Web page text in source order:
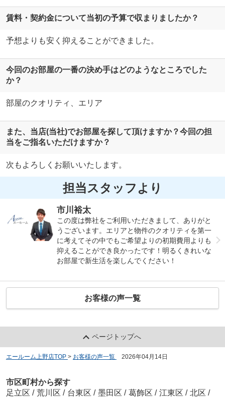
賃料・契約金について当初の予算で収まりましたか？
予想よりも安く抑えることができました。
今回のお部屋の一番の決め手はどのようなところでした
か？
部屋のクオリティ、エリア
また、当店(当社)でお部屋を探して頂けますか？今回の担
当をご指名いただけますか？
次もよろしくお願いいたします。
担当スタッフより
市川裕太
この度は弊社をご利用いただきまして、ありがと
うございます。エリアと物件のクオリティを第一
に考えてその中でもご希望よりの初期費用よりも
抑えることができ良かったです！明るくきれいな
お部屋で新生活を楽しんでください！
お客様の声一覧
ページトップへ
エールーム上野店TOP > お客様の声一覧 2026年04月14日
市区町村から探す
足立区 / 荒川区 / 台東区 / 墨田区 / 葛飾区 / 江東区 / 北区 /